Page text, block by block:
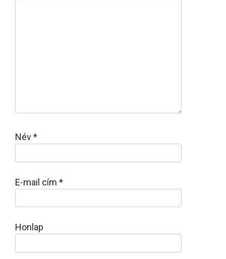
Név*
E-mail cím *
Honlap